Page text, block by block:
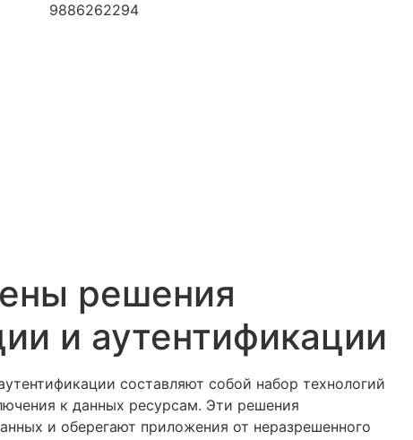
9886262294
решения
и аутентификации
составляют собой набор технологий
к данных ресурсам. Эти решения
и оберегают приложения от неразрешенного